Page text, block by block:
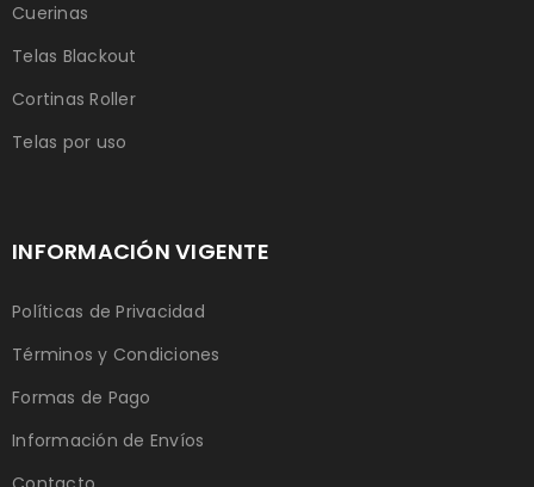
Cuerinas
Telas Blackout
Cortinas Roller
Telas por uso
INFORMACIÓN VIGENTE
Políticas de Privacidad
Términos y Condiciones
Formas de Pago
Información de Envíos